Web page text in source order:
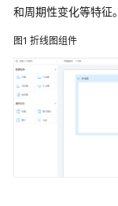
品
绍
计
说
和周期性变化等特征。
图1 折线图组件